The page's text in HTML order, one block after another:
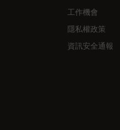
工作機會
隱私權政策
資訊安全通報